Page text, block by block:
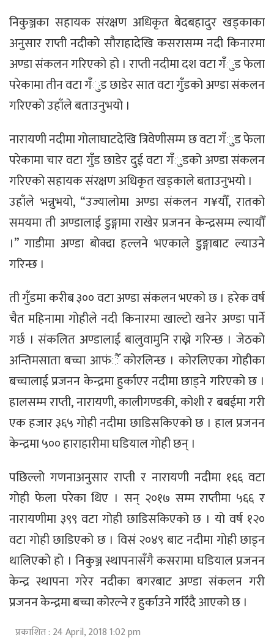
निकुञ्जका सहायक संरक्षण अधिकृत बेदबहादुर खड्काका
अनुसार राप्ती नदीको सौराहादेखि कसरासम्म नदी किनारमा
अण्डा संकलन गरिएको हो । राप्ती नदीमा दश वटा गँुड फेला
परेकामा तीन वटा गँुड छाडेर सात वटा गुँडको अण्डा संकलन
गरिएको उहाँले बताउनुभयो ।
नारायणी नदीमा गोलाघाटदेखि त्रिवेणीसम्म छ वटा गँुड फेला
परेकामा चार वटा गुँड छाडेर दुई वटा गँुडको अण्डा संकलन
गरिएको सहायक संरक्षण अधिकृत खड्काले बताउनुभयो ।
उहाँले भन्नुभयो, “उज्यालोमा अण्डा संकलन ग¥यौँ, रातको
समयमा ती अण्डालाई डुङ्गामा राखेर प्रजनन केन्द्रसम्म ल्यायौँ
।” गाडीमा अण्डा बोक्दा हल्लने भएकाले डुङ्गाबाट ल्याउने
गरिन्छ ।
ती गुँडमा करीब ३०० वटा अण्डा संकलन भएको छ । हरेक वर्ष
चैत महिनामा गोहीले नदी किनारमा खाल्टो खनेर अण्डा पार्ने
गर्छ । संकलित अण्डालाई बालुवामुनि राख्ने गरिन्छ । जेठको
अन्तिमसाता बच्चा आफंैँ कोरलिन्छ । कोरलिएका गोहीका
बच्चालाई प्रजनन केन्द्रमा हुर्काएर नदीमा छाड्ने गरिएको छ ।
हालसम्म राप्ती, नारायणी, कालीगण्डकी, कोशी र बबईमा गरी
एक हजार ३६५ गोही नदीमा छाडिसकिएको छ । हाल प्रजनन
केन्द्रमा ५०० हाराहारीमा घडियाल गोही छन् ।
पछिल्लो गणनाअनुसार राप्ती र नारायणी नदीमा १६६ वटा
गोही फेला परेका थिए । सन् २०१७ सम्म राप्तीमा ५६६ र
नारायणीमा ३९९ वटा गोही छाडिसकिएको छ । यो वर्ष १२०
वटा गोही छाडिएको छ । विसं २०४९ बाट नदीमा गोही छाड्न
थालिएको हो । निकुञ्ज स्थापनासँगै कसरामा घडियाल प्रजनन
केन्द्र स्थापना गरेर नदीका बगरबाट अण्डा संकलन गरी
प्रजनन केन्द्रमा बच्चा कोरल्ने र हुर्काउने गरिँदै आएको छ ।
प्रकाशित : 24 April, 2018 1:02 pm